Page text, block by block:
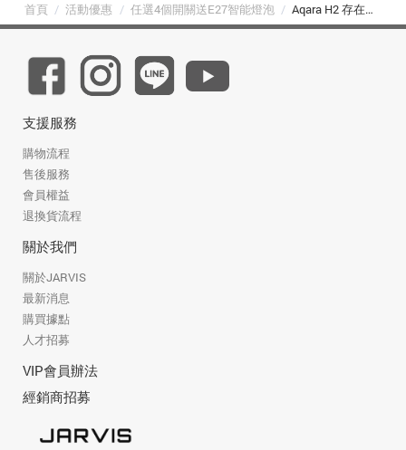
首頁 / 活動優惠 / 任選4個開關送E27智能燈泡 / Aqara H2 存在感測智能開關雙鍵-直版(2個迴路)
支援服務
購物流程
售後服務
會員權益
退換貨流程
關於我們
關於JARVIS
最新消息
購買據點
人才招募
VIP會員辦法
經銷商招募